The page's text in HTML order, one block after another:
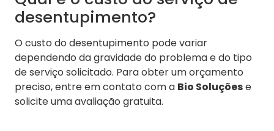
desentupimento?
O custo do desentupimento pode variar
dependendo da gravidade do problema e do tipo
de serviço solicitado. Para obter um orçamento
preciso, entre em contato com a Bio Soluçõese
solicite uma avaliação gratuita.